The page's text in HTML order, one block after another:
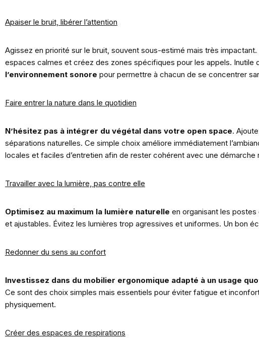
Apaiser le bruit, libérer l’attention
Agissez en priorité sur le bruit, souvent sous-estimé mais très impactant.
espaces calmes et créez des zones spécifiques pour les appels. Inutile
l’environnement sonore pour permettre à chacun de se concentrer
Faire entrer la nature dans le quotidien
N’hésitez pas à intégrer du végétal dans votre open space.
séparations naturelles. Ce simple choix améliore immédiatement
locales et faciles d’entretien afin de rester cohérent avec une démarche
Travailler avec la lumière, pas contre elle
Optimisez au maximum la lumière naturelle en organisant les
et ajustables. Évitez les lumières trop agressives et uniformes. Un bon
Redonner du sens au confort
Investissez dans du mobilier ergonomique adapté à un usage
Ce sont des choix simples mais essentiels pour éviter fatigue et
physiquement.
Créer des espaces de respirations